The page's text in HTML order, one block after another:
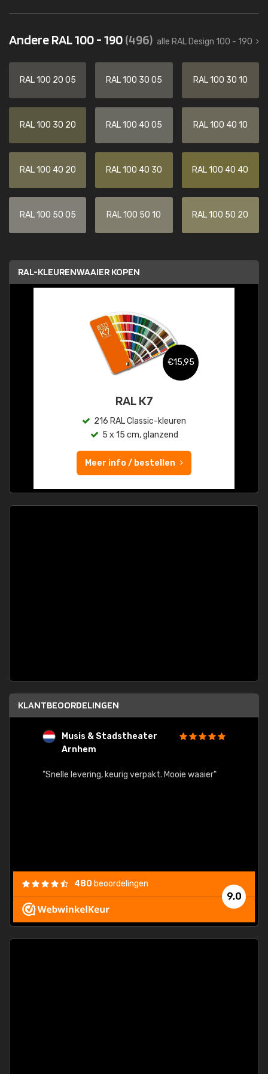
Andere RAL 100 - 190(496) alle RAL Design 100 - 190
RAL 100 20 05 RAL 100 30 05 RAL 100 30 10
RAL 100 30 20 RAL 100 40 05 RAL 100 40 10
RAL 100 40 20 RAL 100 40 30 RAL 100 40 40
RAL 100 50 05 RAL 100 50 10 RAL 100 50 20
RAL-KLEURENWAAIER KOPEN
€15,95
RAL K7
216 RAL Classic-kleuren
5 x 15 cm, glanzend
Meer info / bestellen
KLANTBEOORDELINGEN
Musis & Stadstheater
Arnhem
"Snelle levering, keurig verpakt. Mooie waaier"
9,0
480 beoordelingen